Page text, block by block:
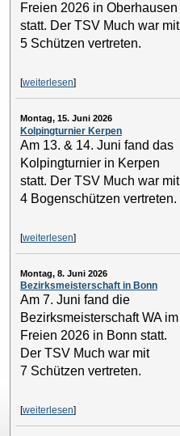
Freien 2026 in Oberhausen
statt. Der TSV Much war mit
5 Schützen vertreten.
[weiterlesen]
Montag, 15. Juni 2026
Kolpingturnier Kerpen
Am 13. & 14. Juni fand das
Kolpingturnier in Kerpen
statt. Der TSV Much war mit
4 Bogenschützen vertreten.
[weiterlesen]
Montag, 8. Juni 2026
Bezirksmeisterschaft in Bonn
Am 7. Juni fand die
Bezirksmeisterschaft WA im
Freien 2026 in Bonn statt.
Der TSV Much war mit
7 Schützen vertreten.
[weiterlesen]